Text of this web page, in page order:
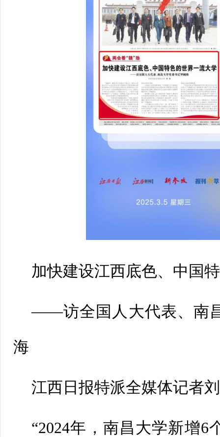
加快建设江西底色、中国
——访全国人大代表、南
海
江西日报特派全媒体记者
“2024年，南昌大学新增6